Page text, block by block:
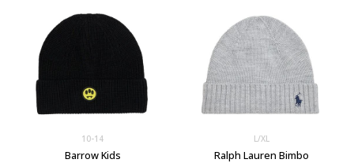
10-14
Barrow Kids
L/XL
Ralph Lauren Bimbo